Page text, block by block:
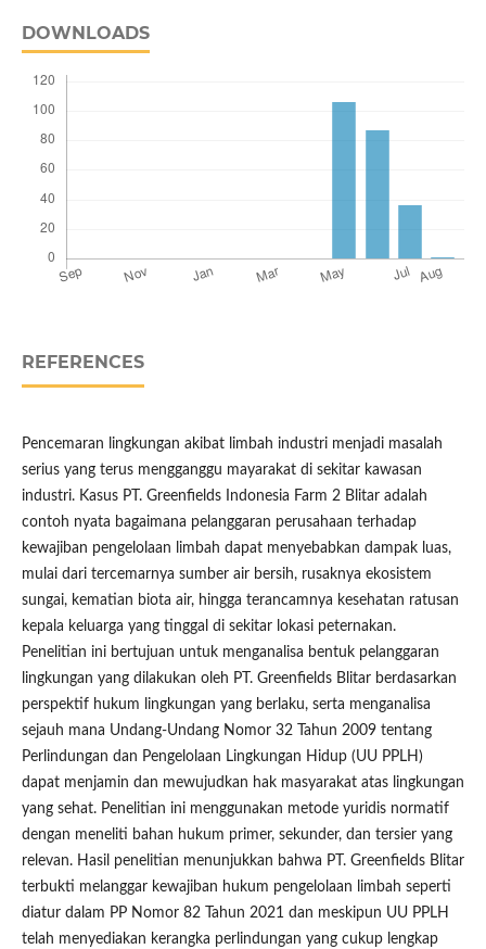
DOWNLOADS
REFERENCES
Pencemaran lingkungan akibat limbah industri menjadi masalah
serius yang terus mengganggu mayarakat di sekitar kawasan
industri. Kasus PT. Greenfields Indonesia Farm 2 Blitar adalah
contoh nyata bagaimana pelanggaran perusahaan terhadap
kewajiban pengelolaan limbah dapat menyebabkan dampak luas,
mulai dari tercemarnya sumber air bersih, rusaknya ekosistem
sungai, kematian biota air, hingga terancamnya kesehatan ratusan
kepala keluarga yang tinggal di sekitar lokasi peternakan.
Penelitian ini bertujuan untuk menganalisa bentuk pelanggaran
lingkungan yang dilakukan oleh PT. Greenfields Blitar berdasarkan
perspektif hukum lingkungan yang berlaku, serta menganalisa
sejauh mana Undang-Undang Nomor 32 Tahun 2009 tentang
Perlindungan dan Pengelolaan Lingkungan Hidup (UU PPLH)
dapat menjamin dan mewujudkan hak masyarakat atas lingkungan
yang sehat. Penelitian ini menggunakan metode yuridis normatif
dengan meneliti bahan hukum primer, sekunder, dan tersier yang
relevan. Hasil penelitian menunjukkan bahwa PT. Greenfields Blitar
terbukti melanggar kewajiban hukum pengelolaan limbah seperti
diatur dalam PP Nomor 82 Tahun 2021 dan meskipun UU PPLH
telah menyediakan kerangka perlindungan yang cukup lengkap